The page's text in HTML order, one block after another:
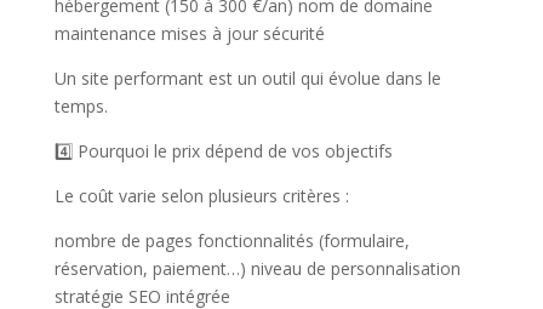
hébergement (150 à 300 €/an) nom de domaine
maintenance mises à jour sécurité
Un site performant est un outil qui évolue dans le
temps.
4️⃣ Pourquoi le prix dépend de vos objectifs
Le coût varie selon plusieurs critères :
nombre de pages fonctionnalités (formulaire,
réservation, paiement…) niveau de personnalisation
stratégie SEO intégrée